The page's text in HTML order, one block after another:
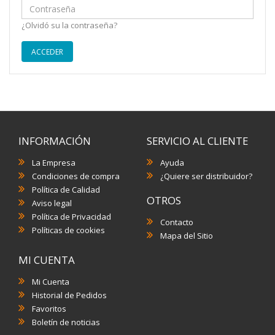
¿Olvidó su la contraseña?
INFORMACIÓN
La Empresa
Condiciones de compra
Política de Calidad
Aviso legal
Política de Privacidad
Políticas de cookies
SERVICIO AL CLIENTE
Ayuda
¿Quiere ser distribuidor?
OTROS
Contacto
Mapa del Sitio
MI CUENTA
Mi Cuenta
Historial de Pedidos
Favoritos
Boletín de noticias